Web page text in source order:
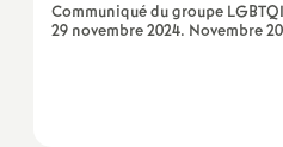
Communiqué du groupe
29 novembre 2024. Novembre